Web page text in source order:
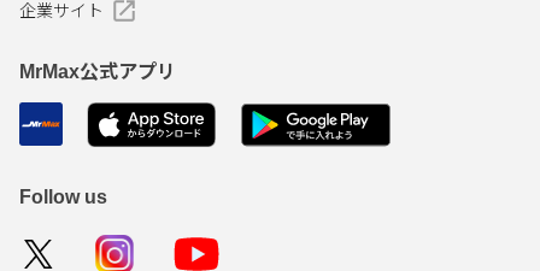
企業サイト
MrMax公式アプリ
Follow us